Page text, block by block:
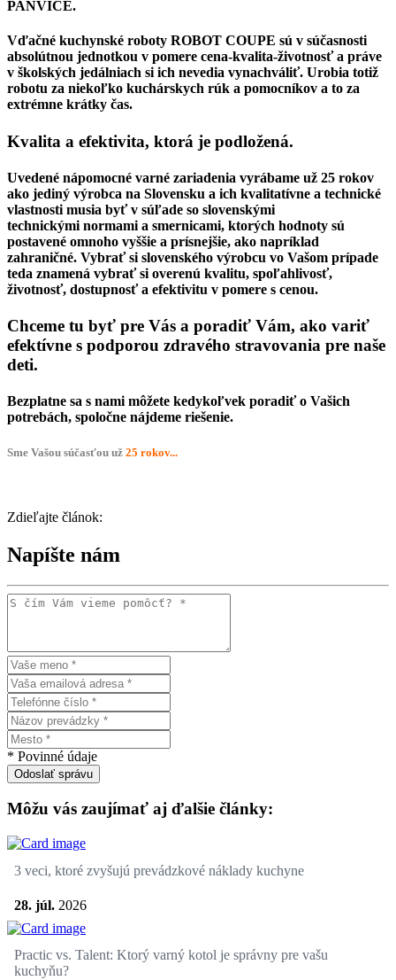
PANVICE.
Vďačné kuchynské roboty ROBOT COUPE sú v súčasnosti
absolútnou jednotkou v pomere cena-kvalita-životnosť a práve
v školských jedálniach si ich nevedia vynachváliť. Urobia totiž
robotu za niekoľko kuchárskych rúk a pomocníkov a to za
extrémne krátky čas.
Kvalita a efektivita, ktorá je podložená.
Uvedené nápomocné varné zariadenia vyrábame už 25 rokov
ako jediný výrobca na Slovensku a ich kvalitatívne a technické
vlastnosti musia byť v súľade so slovenskými
technickými normami a smernicami, ktorých hodnoty sú
postavené omnoho vyššie a prísnejšie, ako napríklad
zahraničné. Vybrať si slovenského výrobcu vo Vašom prípade
teda znamená vybrať si overenú kvalitu, spoľahlivosť,
životnosť, dostupnosť a efektivitu v pomere s cenou.
Chceme tu byť pre Vás a poradiť Vám, ako variť
efektívne s podporou zdravého stravovania pre naše
deti.
Bezplatne sa s nami môžete kedykoľvek poradiť o Vašich
potrebách, spoločne nájdeme riešenie.
Sme Vašou súčasťou už 25 rokov...
Zdieľajte článok:
Napíšte nám
* Povinné údaje
Odoslať správu
Môžu vás zaujímať aj ďalšie články:
3 veci, ktoré zvyšujú prevádzkové náklady kuchyne
28. júl. 2026
Practic vs. Talent: Ktorý varný kotol je správny pre vašu
kuchyňu?